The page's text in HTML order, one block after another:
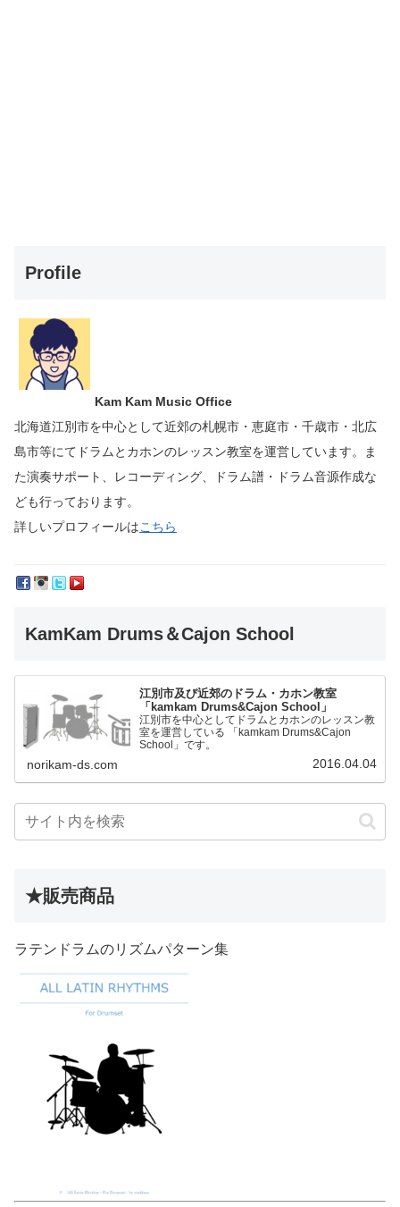
Profile
Kam Kam Music Office
北海道江別市を中心として近郊の札幌市・恵庭市・千歳市・北広
島市等にて ドラムとカホンのレッスン教室を運営しています。
ま
た演奏サポート、レコーディング、ドラム譜・ドラム音源作成な
ども行っております。
詳しいプロフィールはこちら
KamKam Drums＆Cajon School
江別市及び近郊のドラム・カホン教室
「kamkam Drums&Cajon School」
江別市を中心としてドラムとカホンのレッスン教
室を運営している 「kamkam Drums&Cajon
School」です。
norikam-ds.com 2016.04.04
★販売商品
ラテンドラムのリズムパターン集